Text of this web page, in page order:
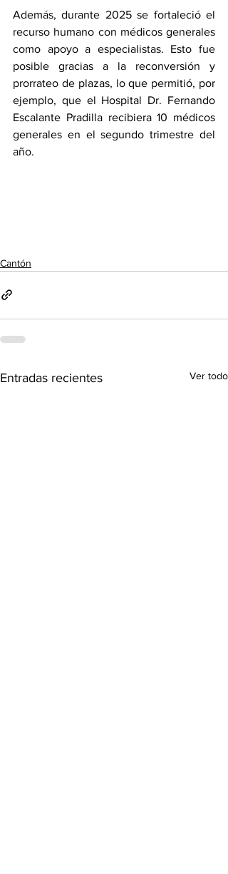
Además, durante 2025 se fortaleció el
recurso humano con médicos generales
como apoyo a especialistas. Esto fue
posible gracias a la reconversión y
prorrateo de plazas, lo que permitió, por
ejemplo, que el Hospital Dr. Fernando
Escalante Pradilla recibiera 10 médicos
generales en el segundo trimestre del
año.
Cantón
Entradas recientes Ver todo